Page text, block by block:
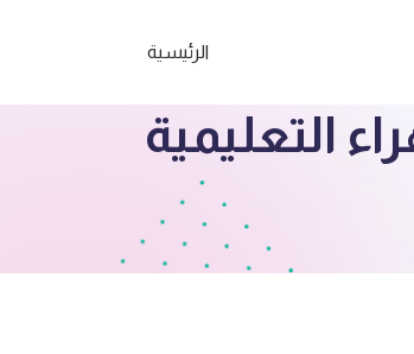
الرئيسية
اختبار 2 رياضيات ف3 الجهراء التعليمية